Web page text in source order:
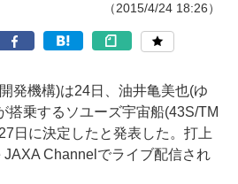
（2015/4/24 18:26）
発機構)は24日、油井亀美也(ゆ
搭乗するソユーズ宇宙船(43S/TM
日に決定したと発表した。打上
JAXA Channelでライブ配信され